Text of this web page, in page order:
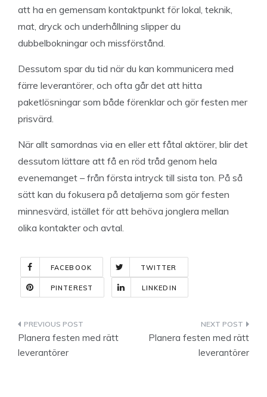
att ha en gemensam kontaktpunkt för lokal, teknik,
mat, dryck och underhållning slipper du
dubbelbokningar och missförstånd.
Dessutom spar du tid när du kan kommunicera med
färre leverantörer, och ofta går det att hitta
paketlösningar som både förenklar och gör festen mer
prisvärd.
När allt samordnas via en eller ett fåtal aktörer, blir det
dessutom lättare att få en röd tråd genom hela
evenemanget – från första intryck till sista ton. På så
sätt kan du fokusera på detaljerna som gör festen
minnesvärd, istället för att behöva jonglera mellan
olika kontakter och avtal.
FACEBOOK TWITTER
PINTEREST LINKEDIN
Indlægsnavigation
Planera festen med rätt
leverantörer
Planera festen med rätt
leverantörer